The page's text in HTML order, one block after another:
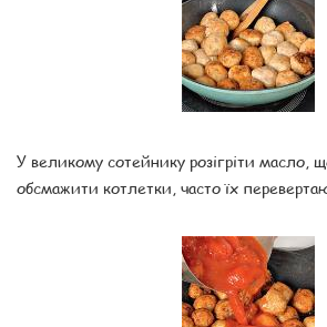
У великому сотейнику розігріти масло,
обсмажити котлетки, часто їх